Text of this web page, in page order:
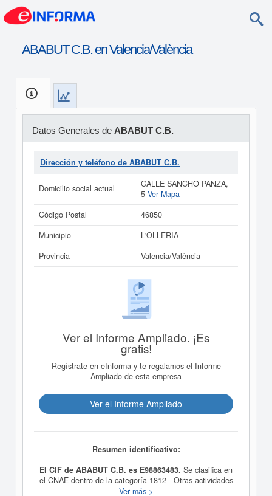
ABABUT C.B. en Valencia/València
Datos Generales de ABABUT C.B.
Dirección y teléfono de ABABUT C.B.
Domicilio social actual
CALLE SANCHO PANZA,
5 Ver Mapa
Código Postal
46850
Municipio
L'OLLERIA
Provincia
Valencia/València
Ver el Informe Ampliado. ¡Es
gratis!
Regístrate en eInforma y te regalamos el Informe
Ampliado de esta empresa
Ver el Informe Ampliado
Resumen identificativo:
El CIF de ABABUT C.B. es E98863483. Se clasifica en
el CNAE dentro de la categoría 1812 - Otras actividades
de impresión y artes gráficas. La empresa
Ver más >